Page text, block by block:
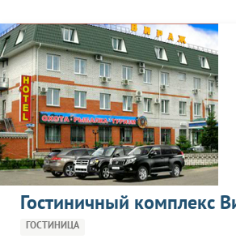
Гостиничный комплекс
ГОСТИНИЦА